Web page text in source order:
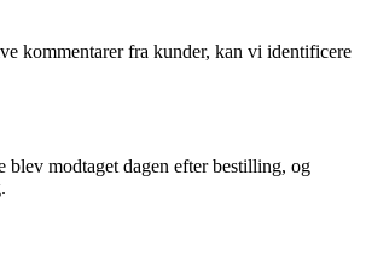
kommentarer fra kunder, kan vi identificere
blev modtaget dagen efter bestilling, og